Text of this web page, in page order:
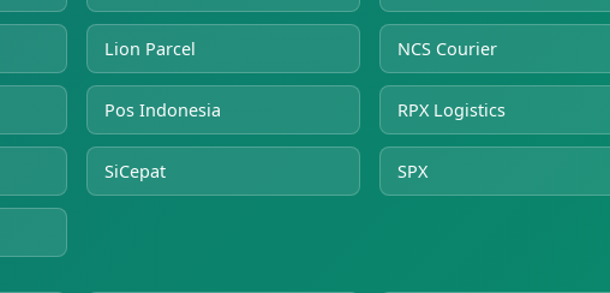
Lion Parcel NCS Courier
Pos Indonesia RPX Logistics
SiCepat SPX